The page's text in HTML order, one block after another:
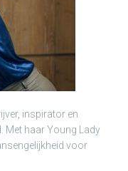
inspirator en
Met haar Young Lady
voor